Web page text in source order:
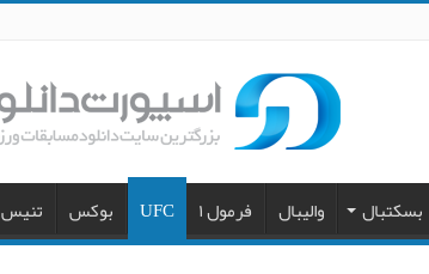
بسکتبال والیبال فرمول ۱ UFC بوکس تنیس